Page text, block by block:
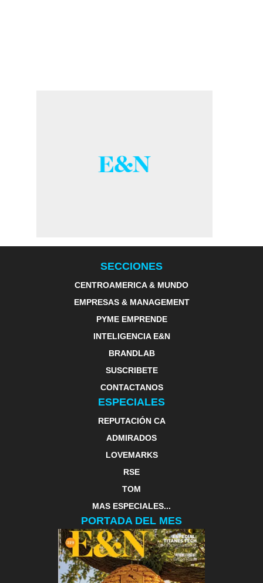
SECCIONES
CENTROAMERICA & MUNDO
EMPRESAS & MANAGEMENT
PYME EMPRENDE
INTELIGENCIA E&N
BRANDLAB
SUSCRIBETE
CONTACTANOS
ESPECIALES
REPUTACIÓN CA
ADMIRADOS
LOVEMARKS
RSE
TOM
MAS ESPECIALES...
PORTADA DEL MES